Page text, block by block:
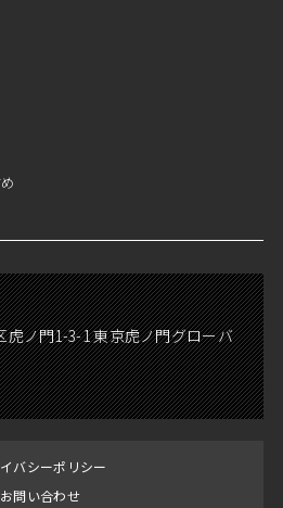
ノ門1-3-1 東京虎ノ門グローバ
バシーポリシー
お問い合わせ